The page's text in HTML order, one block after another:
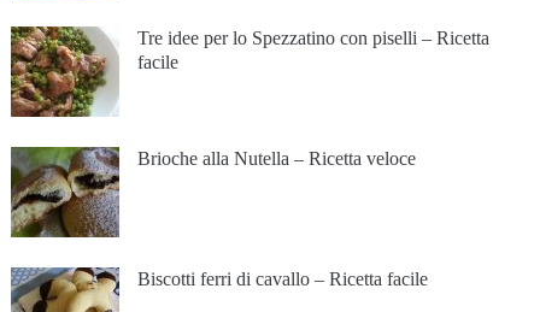
Tre idee per lo Spezzatino con piselli – Ricetta
facile
Brioche alla Nutella – Ricetta veloce
Biscotti ferri di cavallo – Ricetta facile